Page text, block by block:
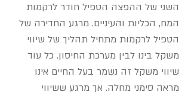
השני של ההפצה הטפיל חודר לרקמות
המח, הכליות והעיניים. מרגע החדירה של
הטפיל לרקמות מתחיל תהליך של שיווי
משקל בינו לבין מערכת החיסון. כל עוד
שיווי משקל זה נשמר בעל החיים אינו
מראה סימני מחלה. אך מרגע ששיווי